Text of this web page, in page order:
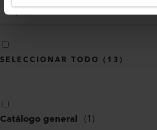
Idioma
Español
SELECCIONAR TODO ( 13 )
Catálogo general (1)